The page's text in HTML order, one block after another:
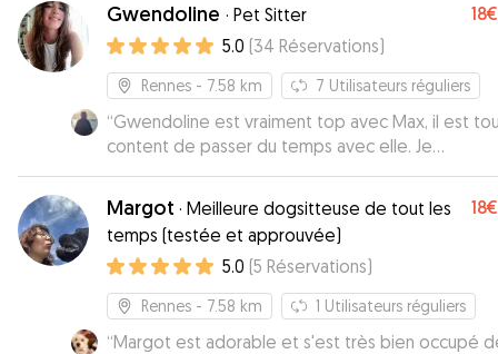
Gwendoline · Pet Sitter 18€
5.0 (34 Réservations)
Rennes - 7.58 km 7 Utilisateurs réguliers
“Gwendoline est vraiment top avec Max, il est
content de passer du temps avec elle. Je
recommande ++ ses services”
Margot · Meilleure dogsitteuse de tout les
temps (testée et approuvée)
18€
5.0 (5 Réservations)
Rennes - 7.58 km 1 Utilisateurs réguliers
“Margot est adorable et s'est très bien occupé